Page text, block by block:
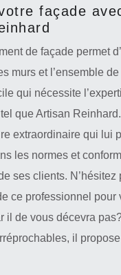
façade
de façade permet
murs et l’ensemble
qui nécessite
que Artisan
extraordinaire qui lui
les normes et
ses clients. N’hésitez
ce professionnel pour
il de vous décevra
il